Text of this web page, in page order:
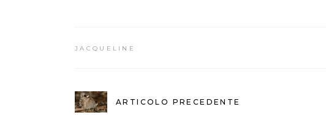
JACQUELINE
ARTICOLO PRECEDENTE